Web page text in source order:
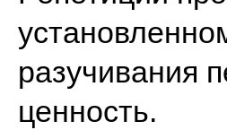
разучивания
ценность.